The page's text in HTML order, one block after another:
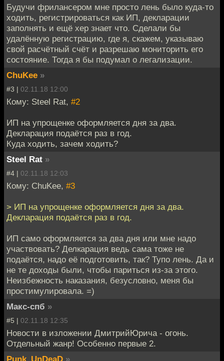
Будучи фрилансером мне просто лень было куда-то
ходить, регистрироваться как ИП, декларации
заполнять и ещё хер знает что. Сделали бы
удалённую регистрацию, где я, скажем, указываю
свой расчётный счёт и разрешаю мониторить его
состояние. Тогда я бы подумал о легализации.
ChuKee »
#3 | 02.11.18 12:00
Кому: Steel Rat, #2
ИП на упрощенке оформляется дня за два.
Декларация подаётся раз в год.
Куда ходить, зачем ходить?
Steel Rat »
#4 | 02.11.18 12:03
Кому: ChuKee, #3
> ИП на упрощенке оформляется дня за два.
Декларация подаётся раз в год.
ИП само оформляется за два дня или мне надо
участвовать? Делкарация ведь сама тоже не
подаётся, надо её подготовить, так? Тупо лень. Да и
не те доходы были, чтобы париться из-за этого.
Неизбежность наказания, безусловно, меня бы
простимулировала. =)
Макс-спб »
#5 | 02.11.18 12:35
Новости в изложении ДмитрийЮрича - огонь.
Отдельный жанр! Особенно первые 2.